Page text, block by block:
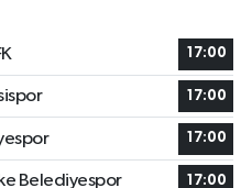
17:00
17:00
17:00
Belediyespor 17:00